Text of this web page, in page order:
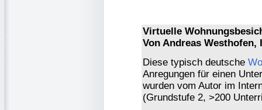
Virtuelle
Von Andreas Westhofen,
Diese typisch deutsche
Anregungen für einen
wurden vom Autor im
(Grundstufe 2, >200